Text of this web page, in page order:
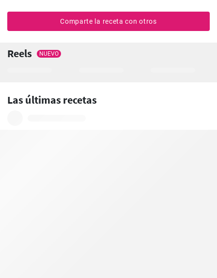
Comparte la receta con otros
Reels NUEVO
Las últimas recetas